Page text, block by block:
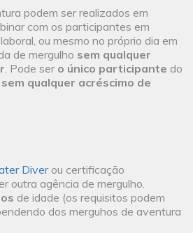
podem ser realizados em
com os participantes em
ou mesmo no próprio dia em
de mergulho sem qualquer
. Pode ser o único participante do
sem qualquer acréscimo de
Diverou certificação
outra agência de mergulho.
de idade (os requisitos podem
dos merguhos de aventura